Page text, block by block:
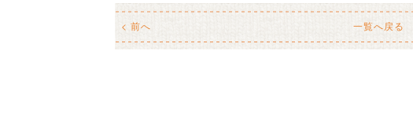
< 前へ 一覧へ戻る